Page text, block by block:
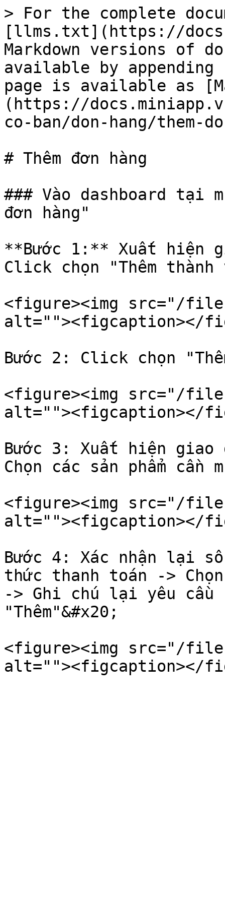
> For the complete
[llms.txt](https://
Markdown versions of
available by
page is available as
(https://
co-ban/don-hang/them-
# Thêm đơn hàng
### Vào dashboard tại
đơn hàng"
**Bước 1:** Xuất hiện
Click chọn "Thêm
<figure><img src="/files/
alt=""><figcaption></
Bước 2: Click chọn
<figure><img src="/
alt=""><figcaption></
Bước 3: Xuất hiện giao
Chọn các sản phẩm
<figure><img src="/files/
alt=""><figcaption></
Bước 4: Xác nhận lại
thức thanh toán ->
-> Ghi chú lại yêu cầu
"Thêm"&#x20;
<figure><img src="/